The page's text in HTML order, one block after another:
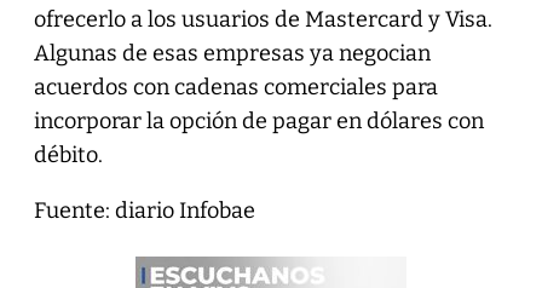
ofrecerlo a los usuarios de Mastercard y Visa.
Algunas de esas empresas ya negocian
acuerdos con cadenas comerciales para
incorporar la opción de pagar en dólares con
débito.
Fuente: diario Infobae